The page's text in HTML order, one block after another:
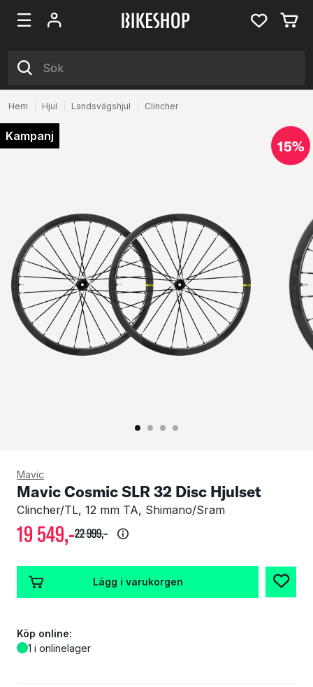
Hem Hjul Landsvägshjul Clincher
Mavic
Mavic Cosmic SLR 32 Disc Hjulset
Clincher/TL, 12 mm TA, Shimano/Sram
19 549,-22999,-
Kampanj
15%
Lägg i varukorgen
Köp online:
1 i onlinelager